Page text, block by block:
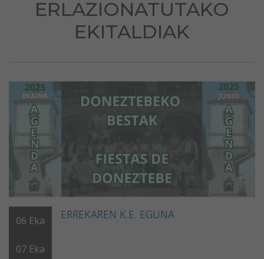
ERLAZIONATUTAKO
EKITALDIAK
06 Eka
07 Eka
ERREKAREN K.E. EGUNA